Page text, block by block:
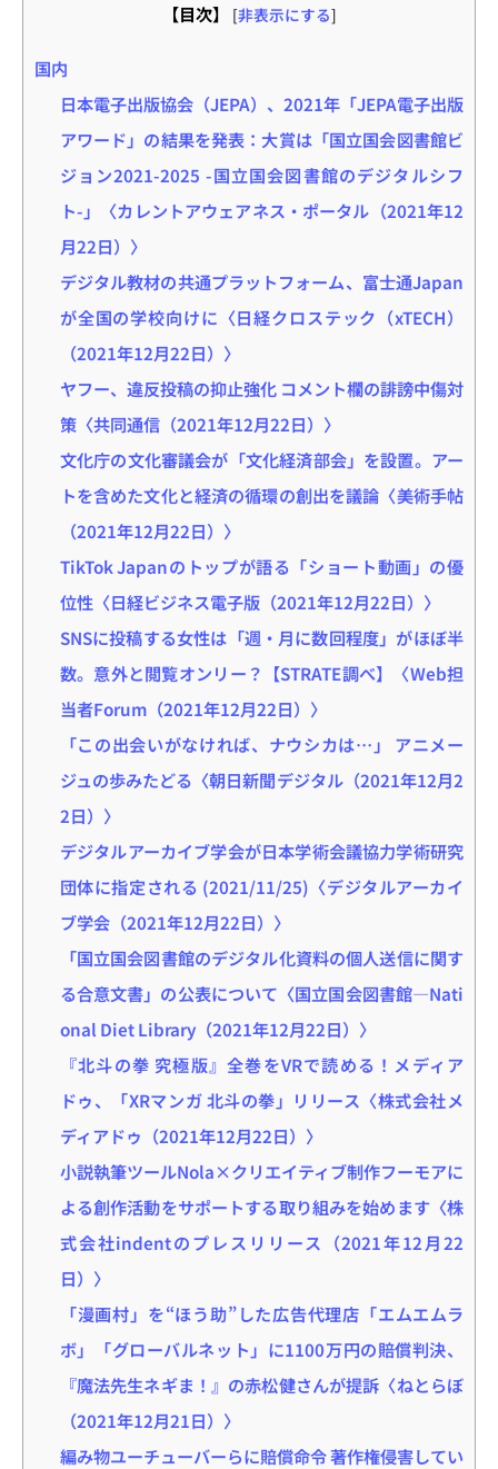
【目次】 [非表示にする]
国内
日本電子出版協会（JEPA）、2021年「JEPA電子出版
アワード」の結果を発表：大賞は「国立国会図書館ビ
ジョン2021-2025 -国立国会図書館のデジタルシフ
ト-」〈カレントアウェアネス・ポータル（2021年12
月22日）〉
デジタル教材の共通プラットフォーム、富士通Japan
が全国の学校向けに〈日経クロステック（xTECH）
（2021年12月22日）〉
ヤフー、違反投稿の抑止強化 コメント欄の誹謗中傷対
策〈共同通信（2021年12月22日）〉
文化庁の文化審議会が「文化経済部会」を設置。アー
トを含めた文化と経済の循環の創出を議論〈美術手帖
（2021年12月22日）〉
TikTok Japanのトップが語る「ショート動画」の優
位性〈日経ビジネス電子版（2021年12月22日）〉
SNSに投稿する女性は「週・月に数回程度」がほぼ半
数。意外と閲覧オンリー？【STRATE調べ】〈Web担
当者Forum（2021年12月22日）〉
「この出会いがなければ、ナウシカは…」 アニメー
ジュの歩みたどる〈朝日新聞デジタル（2021年12月2
2日）〉
デジタルアーカイブ学会が日本学術会議協力学術研究
団体に指定される (2021/11/25)〈デジタルアーカイ
ブ学会（2021年12月22日）〉
「国立国会図書館のデジタル化資料の個人送信に関す
る合意文書」の公表について〈国立国会図書館―Nati
onal Diet Library（2021年12月22日）〉
『北斗の拳 究極版』全巻をVRで読める！メディア
ドゥ、「XRマンガ 北斗の拳」リリース〈株式会社メ
ディアドゥ（2021年12月22日）〉
小説執筆ツールNola×クリエイティブ制作フーモアに
よる創作活動をサポートする取り組みを始めます〈株
式会社indentのプレスリリース（2021年12月22
日）〉
「漫画村」を“ほう助”した広告代理店「エムエムラ
ボ」「グローバルネット」に1100万円の賠償判決、
『魔法先生ネギま！』の赤松健さんが提訴〈ねとらぼ
（2021年12月21日）〉
編み物ユーチューバーらに賠償命令 著作権侵害してい